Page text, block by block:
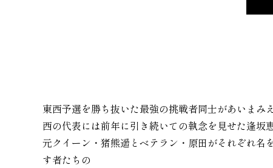
東西予選を勝ち抜いた最強の挑戦者同士があいまみ
西の代表には前年に引き続いての執念を見せた逢
元クイーン・猪熊遥とベテラン・原田がそれぞれ
す者たちの